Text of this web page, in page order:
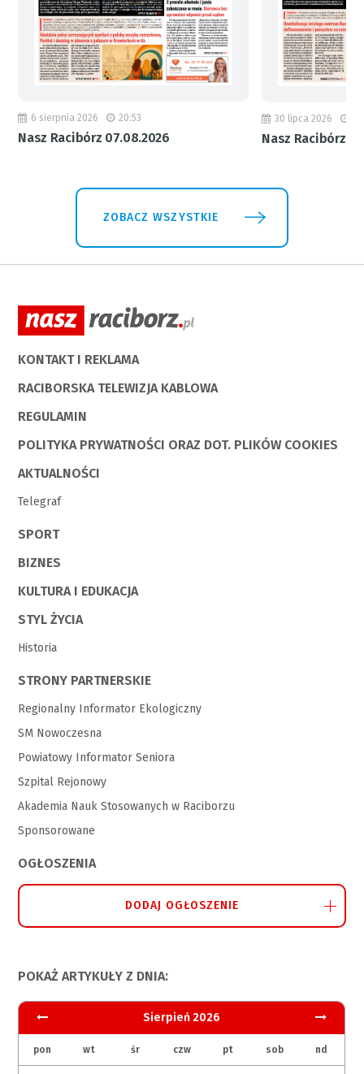
6 sierpnia 2026 20:53
Nasz Racibórz 07.08.2026
30 lipca 2026
Nasz Racibórz
ZOBACZ WSZYSTKIE
KONTAKT I REKLAMA
RACIBORSKA TELEWIZJA KABLOWA
REGULAMIN
POLITYKA PRYWATNOŚCI ORAZ DOT. PLIKÓW COOKIES
AKTUALNOŚCI
Telegraf
SPORT
BIZNES
KULTURA I EDUKACJA
STYL ŻYCIA
Historia
STRONY PARTNERSKIE
Regionalny Informator Ekologiczny
SM Nowoczesna
Powiatowy Informator Seniora
Szpital Rejonowy
Akademia Nauk Stosowanych w Raciborzu
Sponsorowane
OGŁOSZENIA
DODAJ OGŁOSZENIE
POKAŻ ARTYKUŁY Z DNIA:
Sierpień 2026
pon wt śr czw pt sob nd